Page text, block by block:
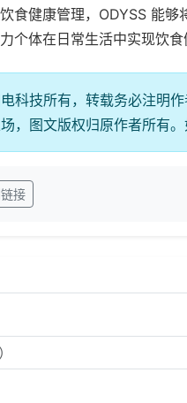
食健康管理，ODYSS 能
个体在日常生活中实现饮食
科技所有，转载务必注明
，图文版权归原作者所有。
接